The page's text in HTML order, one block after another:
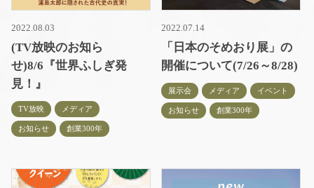
2022.08.03
(TV放映のお知ら
せ)8/6『世界ふしぎ発
見！』
TV放映 メディア
お知らせ 創業300年
2022.07.14
「日本のそめおり展」の
開催について(7/26～8/28)
展示会 メディア イベント
お知らせ 創業300年